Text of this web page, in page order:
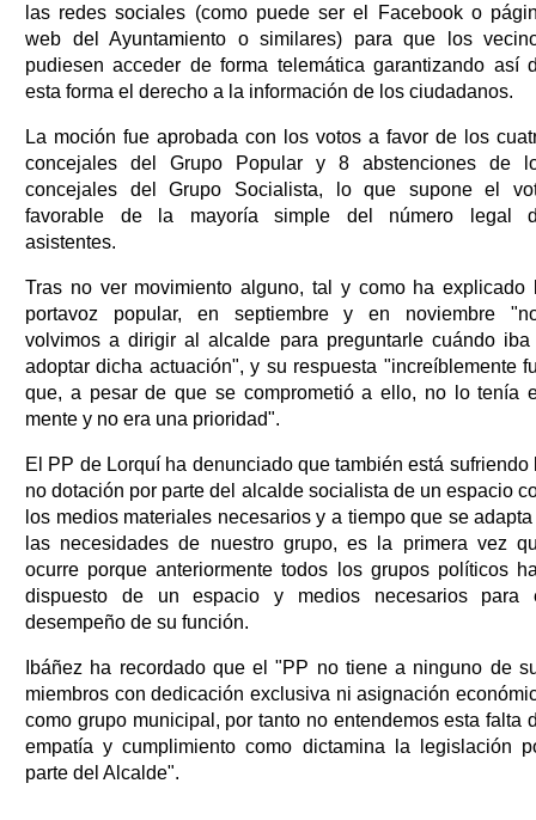
las redes sociales (como puede ser el Facebook o
web del Ayuntamiento o similares) para que los
pudiesen acceder de forma telemática garantizando así
esta forma el derecho a la información de los ciudadanos.
La moción fue aprobada con los votos a favor de los
concejales del Grupo Popular y 8 abstenciones de
concejales del Grupo Socialista, lo que supone el
favorable de la mayoría simple del número legal
asistentes.
Tras no ver movimiento alguno, tal y como ha explicado
portavoz popular, en septiembre y en noviembre
volvimos a dirigir al alcalde para preguntarle cuándo iba
adoptar dicha actuación", y su respuesta "increíblemente
que, a pesar de que se comprometió a ello, no lo tenía
mente y no era una prioridad".
El PP de Lorquí ha denunciado que también está sufriendo
no dotación por parte del alcalde socialista de un espacio
los medios materiales necesarios y a tiempo que se
las necesidades de nuestro grupo, es la primera vez
ocurre porque anteriormente todos los grupos políticos
dispuesto de un espacio y medios necesarios para
desempeño de su función.
Ibáñez ha recordado que el "PP no tiene a ninguno de
miembros con dedicación exclusiva ni asignación
como grupo municipal, por tanto no entendemos esta falta
empatía y cumplimiento como dictamina la legislación
parte del Alcalde".